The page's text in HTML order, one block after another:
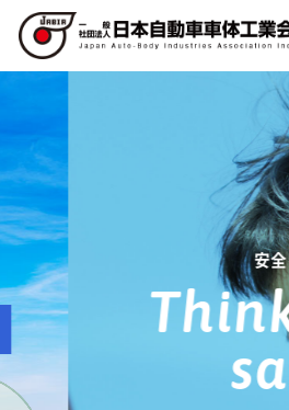
安全への取
Think